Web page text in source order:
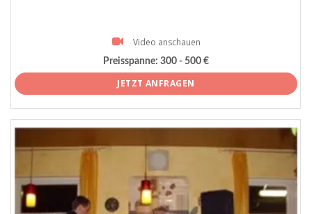
Video anschauen
Preisspanne: 300 - 500 €
JETZT ANFRAGEN